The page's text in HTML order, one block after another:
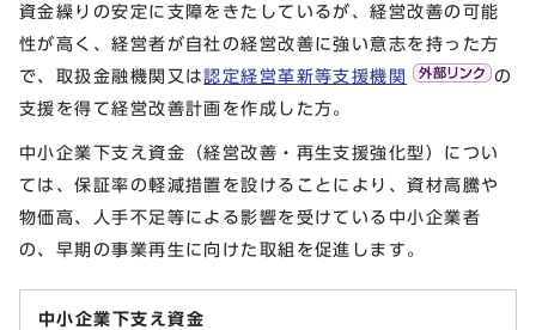
資金繰りの安定に支障をきたしているが、経営改善の可能
性が高く、経営者が自社の経営改善に強い意志を持った方
で、取扱金融機関又は認定経営革新等支援機関
の
支援を得て経営改善計画を作成した方。
中小企業下支え資金（経営改善・再生支援強化型）につい
ては、保証率の軽減措置を設けることにより、資材高騰や
物価高、人手不足等による影響を受けている中小企業者
の、早期の事業再生に向けた取組を促進します。
中小企業下支え資金